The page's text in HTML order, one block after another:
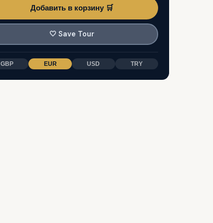
Добавить в корзину 🛒
🤍 Save Tour
GBP EUR USD TRY